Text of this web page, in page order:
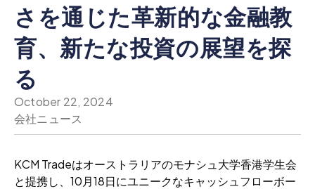
さを通じた革新的な金融教
育、新たな投資の展望を探
る
October 22, 2024
会社ニュース
KCM Tradeはオーストラリアのモナシュ大学香港学生会
と提携し、10月18日にユニークなキャッシュフローボー